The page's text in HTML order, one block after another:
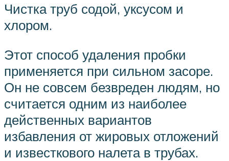
Чистка труб содой, уксусом и
хлором.
Этот способ удаления пробки
применяется при сильном засоре.
Он не совсем безвреден людям, но
считается одним из наиболее
действенных вариантов
избавления от жировых отложений
и известкового налета в трубах.